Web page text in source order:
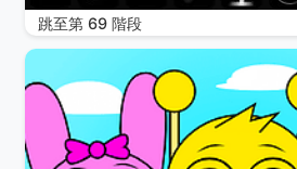
跳至第 69 階段